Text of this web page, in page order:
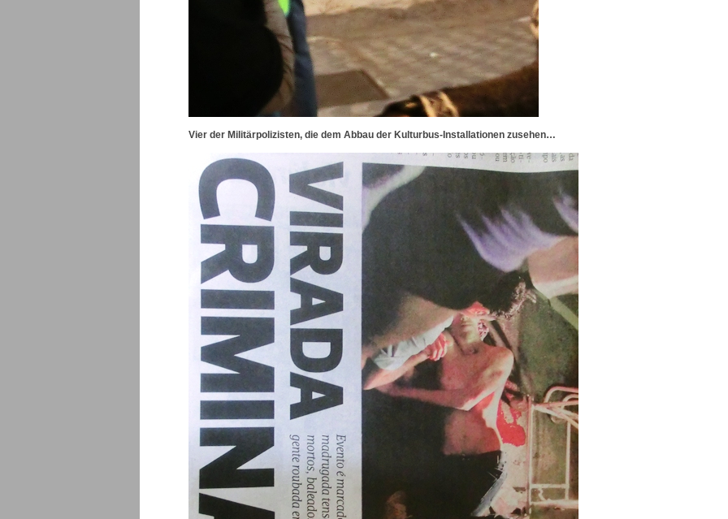
Vier der Militärpolizisten, die dem Abbau der Kulturbus-Installationen zusehen…